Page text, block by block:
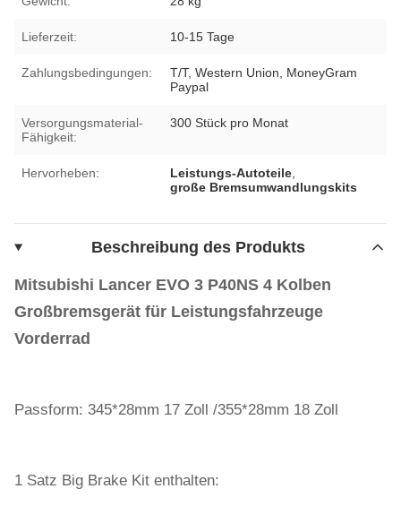
Lieferzeit: 10-15 Tage
Zahlungsbedingungen:
T/T, Western Union, MoneyGram
Paypal
Versorgungsmaterial-
Fähigkeit:
300 Stück pro Monat
Hervorheben: Leistungs-Autoteile
große Bremsumwandlungskits
Beschreibung des Produkts
Mitsubishi Lancer EVO 3 P40NS 4 Kolben
Großbremsgerät für Leistungsfahrzeuge
Vorderrad
Passform: 345*28mm 17 Zoll /355*28mm 18 Zoll
1 Satz Big Brake Kit enthalten: